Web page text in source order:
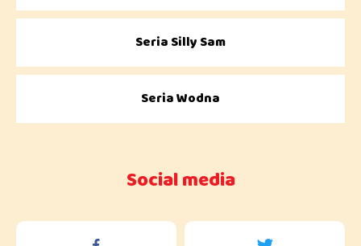
Seria Silly Sam
Seria Wodna
Social media